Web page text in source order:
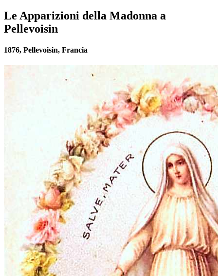
Le Apparizioni della Madonna a
Pellevoisin
1876, Pellevoisin, Francia